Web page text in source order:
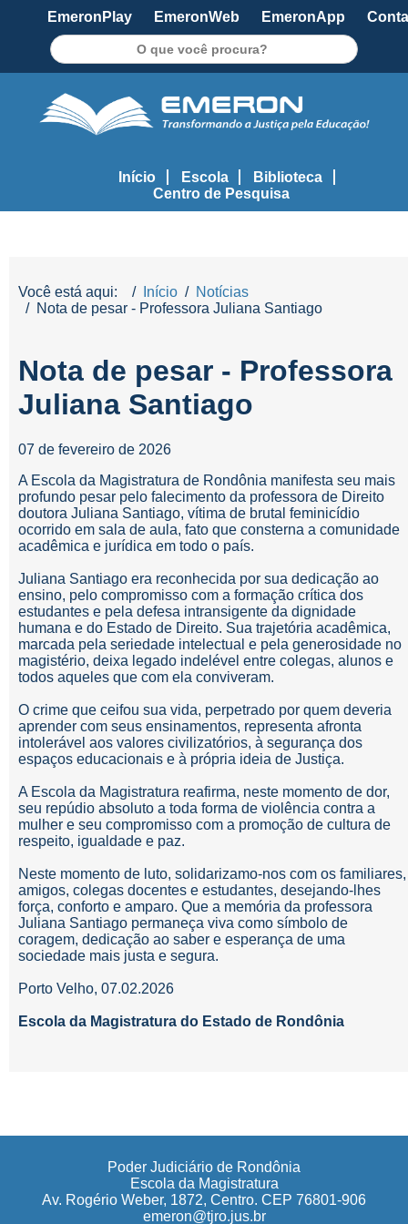
EmeronPlay EmeronWeb EmeronApp
Início Escola
Biblioteca
Centro de Pesquisa
Você está aqui: Início
Notícias
Nota de pesar - Professora Juliana Santiago
Nota de pesar - Professora
Juliana Santiago
07 de fevereiro de 2026
A Escola da Magistratura de Rondônia manifesta seu mais
profundo pesar pelo falecimento da professora de Direito
doutora Juliana Santiago, vítima de brutal feminicídio
ocorrido em sala de aula, fato que consterna a comunidade
acadêmica e jurídica em todo o país.
Juliana Santiago era reconhecida por sua dedicação ao
ensino, pelo compromisso com a formação crítica dos
estudantes e pela defesa intransigente da dignidade
humana e do Estado de Direito. Sua trajetória acadêmica,
marcada pela seriedade intelectual e pela generosidade no
magistério, deixa legado indelével entre colegas, alunos e
todos aqueles que com ela conviveram.
O crime que ceifou sua vida, perpetrado por quem deveria
aprender com seus ensinamentos, representa afronta
intolerável aos valores civilizatórios, à segurança dos
espaços educacionais e à própria ideia de Justiça.
A Escola da Magistratura reafirma, neste momento de dor,
seu repúdio absoluto a toda forma de violência contra a
mulher e seu compromisso com a promoção de cultura de
respeito, igualdade e paz.
Neste momento de luto, solidarizamo-nos com os familiares,
amigos, colegas docentes e estudantes, desejando-lhes
força, conforto e amparo. Que a memória da professora
Juliana Santiago permaneça viva como símbolo de
coragem, dedicação ao saber e esperança de uma
sociedade mais justa e segura.
Porto Velho, 07.02.2026
Escola da Magistratura do Estado de Rondônia
Poder Judiciário de Rondônia
Escola da Magistratura
Av. Rogério Weber, 1872, Centro. CEP 76801-906
emeron@tjro.jus.br